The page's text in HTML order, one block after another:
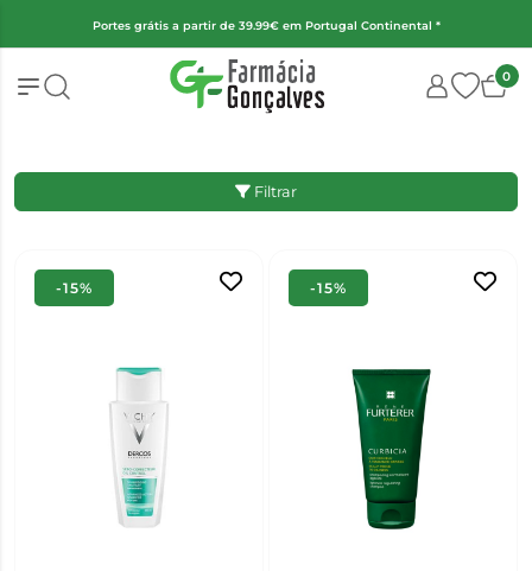
Portes grátis a partir de 39.99€ em Portugal Continental *
0
Filtrar
-15% -15%